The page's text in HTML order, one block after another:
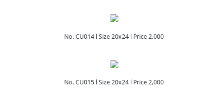
No. CU014 l Size 20x24 l Price 2,000
No. CU015 l Size 20x24 l Price 2,000